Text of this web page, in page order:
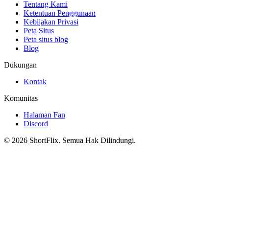
Tentang Kami
Ketentuan Penggunaan
Kebijakan Privasi
Peta Situs
Peta situs blog
Blog
Dukungan
Kontak
Komunitas
Halaman Fan
Discord
© 2026 ShortFlix. Semua Hak Dilindungi.